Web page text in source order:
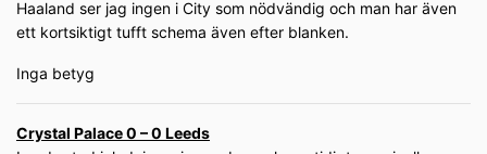
Haaland ser jag ingen i City som nödvändig och man har även
ett kortsiktigt tufft schema även efter blanken.
Inga betyg
Crystal Palace 0 – 0 Leeds